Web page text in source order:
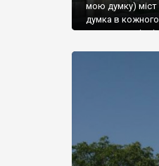
мою думку) міст
думка в
запрошую